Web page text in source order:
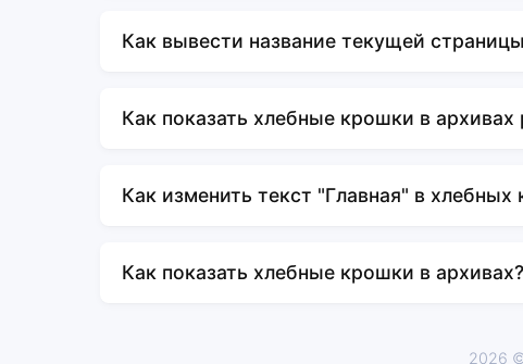
Как вывести название текущей
Как показать хлебные крошки в архивах
Как изменить текст "Главная" в хлебных
Как показать хлебные крошки в архивах?
2026